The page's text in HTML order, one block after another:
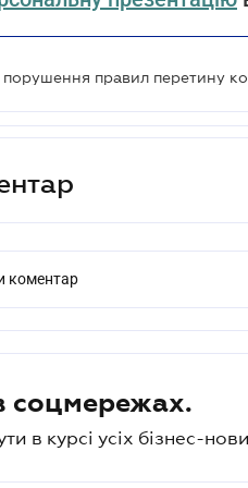
коментар
соцмережах.
в курсі усіх бізнес-